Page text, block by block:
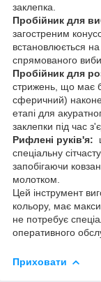
заклепка.
Пробійник для
загостреним
встановлюється на
спрямованого
Пробійник для
стрижень, що має
сферичний)
етапі для
заклепки під час
Рифлені руків'я:
спеціальну
запобігаючи
молотком.
Цей інструмент
кольору, має
не потребує
оперативного
Приховати